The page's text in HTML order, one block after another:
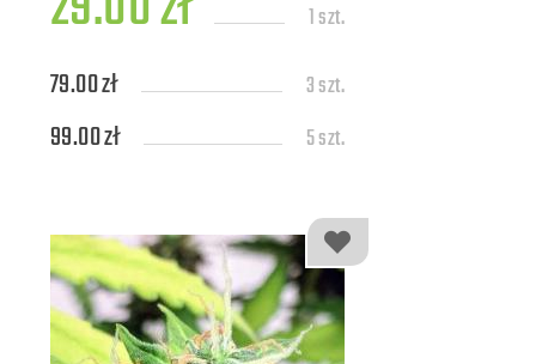
1 szt.
79.00 zł 3 szt.
99.00 zł 5 szt.